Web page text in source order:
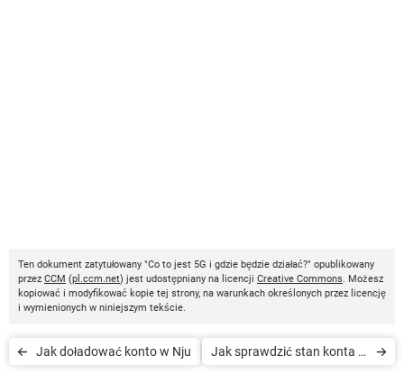
Ten dokument zatytułowany "Co to jest 5G i gdzie będzie działać?" opublikowany
przez CCM (pl.ccm.net) jest udostępniany na licencji Creative Commons . Możesz
kopiować i modyfikować kopie tej strony, na warunkach określonych przez licencję
i wymienionych w niniejszym tekście.
Jak doładować konto w Nju
Jak sprawdzić stan konta w